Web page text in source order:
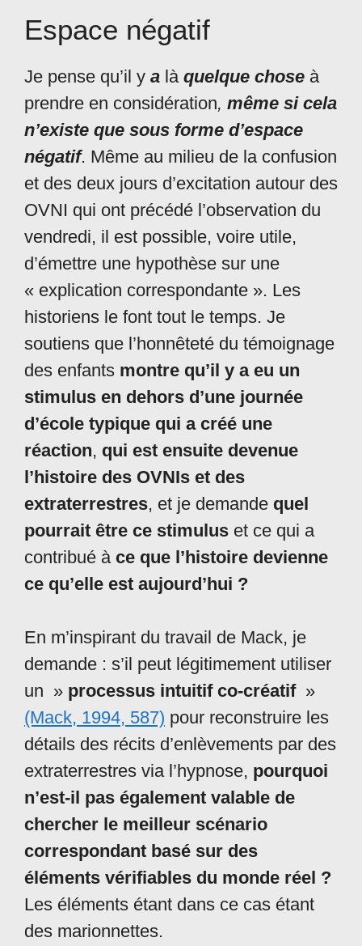
Espace négatif
Je pense qu’il y a là quelque chose à
prendre en considération, même si cela
n’existe que sous forme d’espace
négatif. Même au milieu de la confusion
et des deux jours d’excitation autour des
OVNI qui ont précédé l’observation du
vendredi, il est possible, voire utile,
d’émettre une hypothèse sur une
« explication correspondante ». Les
historiens le font tout le temps. Je
soutiens que l’honnêteté du témoignage
des enfants montre qu’il y a eu un
stimulus en dehors d’une journée
d’école typique qui a créé une
réaction, qui est ensuite devenue
l’histoire des OVNIs et des
extraterrestres, et je demande quel
pourrait être ce stimulus et ce qui a
contribué à ce que l’histoire devienne
ce qu’elle est aujourd’hui ?
En m’inspirant du travail de Mack, je
demande : s’il peut légitimement utiliser
un » processus intuitif co-créatif »
(Mack, 1994, 587) pour reconstruire les
détails des récits d’enlèvements par des
extraterrestres via l’hypnose, pourquoi
n’est-il pas également valable de
chercher le meilleur scénario
correspondant basé sur des
éléments vérifiables du monde réel ?
Les éléments étant dans ce cas étant
des marionnettes.